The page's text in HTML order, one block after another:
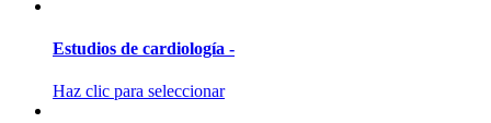
Estudios de cardiología -
Haz clic para seleccionar